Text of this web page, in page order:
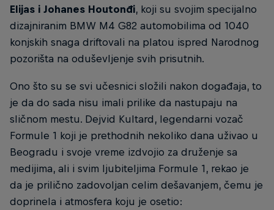
Elijas i Johanes Houtonđi, koji su svojim specijalno
dizajniranim BMW M4 G82 automobilima od 1040
konjskih snaga driftovali na platou ispred Narodnog
pozorišta na oduševljenje svih prisutnih.
Ono što su se svi učesnici složili nakon događaja, to
je da do sada nisu imali prilike da nastupaju na
sličnom mestu. Dejvid Kultard, legendarni vozač
Formule 1 koji je prethodnih nekoliko dana uživao u
Beogradu i svoje vreme izdvojio za druženje sa
medijima, ali i svim ljubiteljima Formule 1, rekao je
da je prilično zadovoljan celim dešavanjem, čemu je
doprinela i atmosfera koju je osetio: